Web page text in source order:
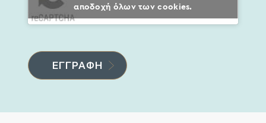
αποδοχή όλων των cookies.